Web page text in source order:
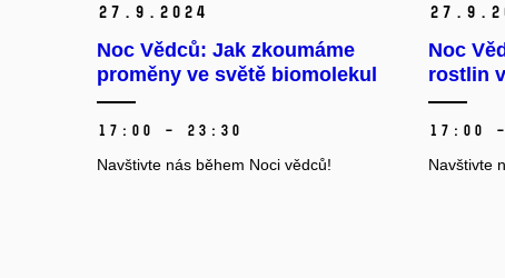
27. 9. 2024
Noc Vědců: Jak zkoumáme
proměny ve světě biomolekul
17:00 – 23:30
Navštivte nás během Noci vědců!
27. 9.
Noc
rostlin
17:00
Navštivte